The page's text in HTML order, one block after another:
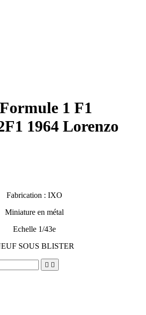
1 F1
1964 Lorenzo
Fabrication : IXO
Miniature en métal
Echelle 1/43e
SOUS BLISTER
 